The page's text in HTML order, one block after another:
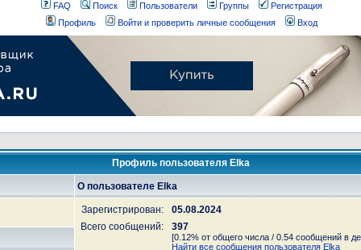
FAQ Поиск Пользователи Группы
Регистрация
Профиль
Войти и проверить личные сообщения Вход
Профиль пользователя Elka
О пользователе Elka
Зарегистрирован:
05.08.2024
Всего сообщений:
397
[0.12% от общего числа / 0.54 сообщений в
Найти все сообщения пользователя Elka